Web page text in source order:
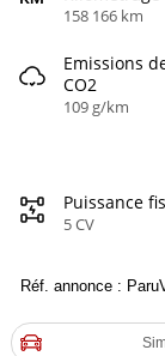
158 166 km
Emissions
CO2
109 g/km
Puissance
5 CV
Réf. annonce :